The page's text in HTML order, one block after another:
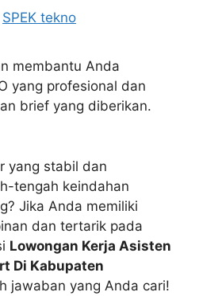
SPEK tekno
membantu Anda
yang profesional dan
brief yang diberikan.
yang stabil dan
tengah keindahan
Jika Anda memiliki
dan tertarik pada
Lowongan Kerja Asisten
Di Kabupaten
jawaban yang Anda cari!